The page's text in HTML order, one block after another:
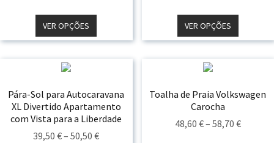
Through
VER OPÇÕES
50,50 €
VER OPÇÕES
Pára-Sol para Autocaravana
XL Divertido Apartamento
com Vista para a Liberdade
39,50€– 50,50€Price
Toalha de Praia Volkswagen
Carocha
48,60 €– 58,70 €Price